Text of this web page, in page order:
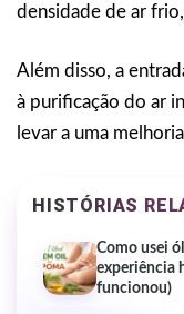
densidade de ar
Além disso, a
à purificação do ar
levar a uma
HISTÓRIAS
Como usei
experiência
funcionou)